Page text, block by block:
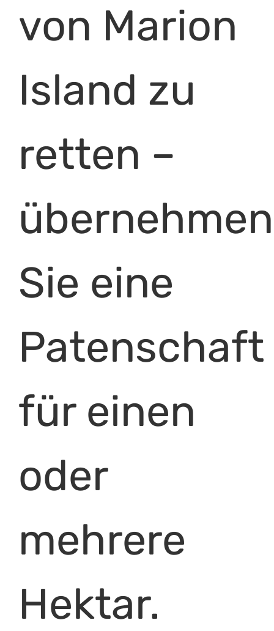
von Marion
Island zu
retten –
übernehmen
Sie eine
Patenschaft
für einen
oder
mehrere
Hektar.